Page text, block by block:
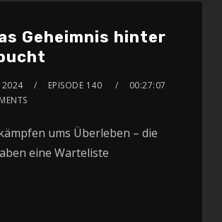
Geheimnis hinter
2024 EPISODE 140
00:27:07
ums Überleben – die
eine Warteliste